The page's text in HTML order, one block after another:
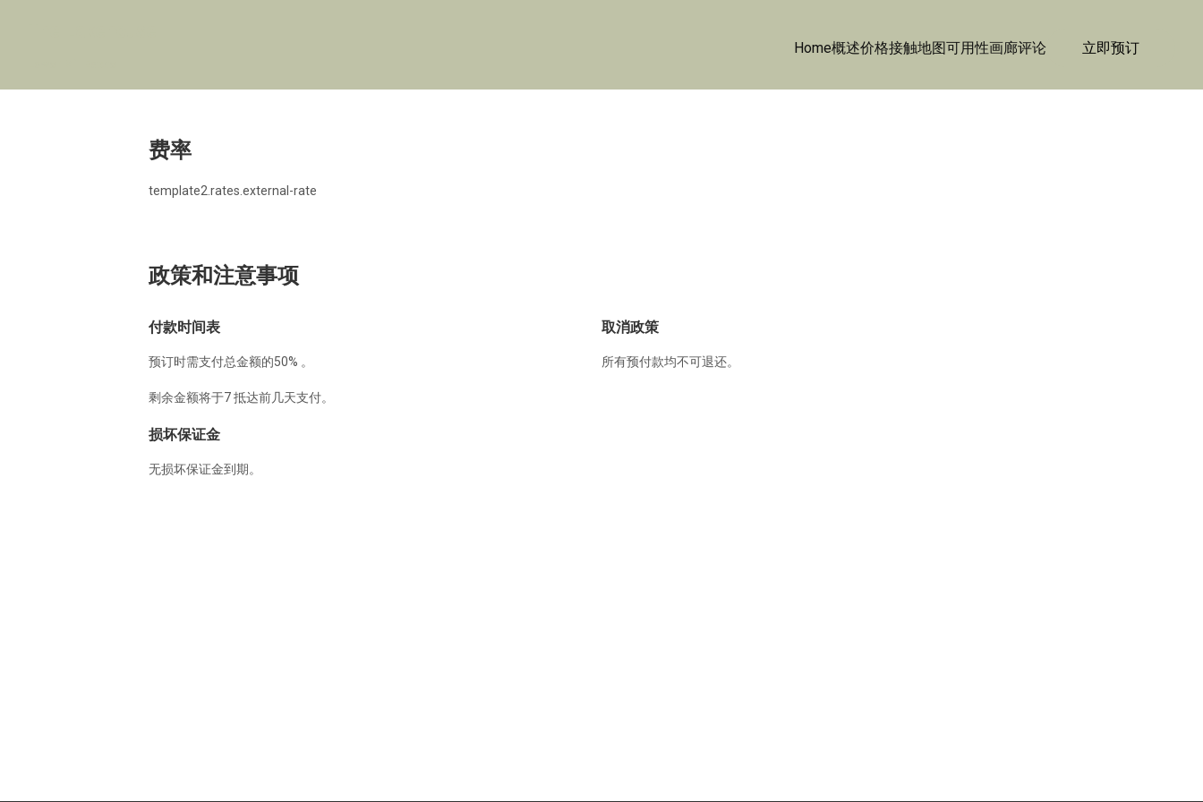
Home概述价格接触地图可用性画廊评论 立即预订
费率
template2.rates.external-rate
政策和注意事项
付款时间表
预订时需支付总金额的50% 。
剩余金额将于7 抵达前几天支付。
取消政策
所有预付款均不可退还。
损坏保证金
无损坏保证金到期。